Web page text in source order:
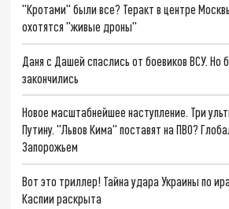
"Кротами" были все? Теракт в центре
охотятся "живые дроны"
Даня с Дашей спаслись от боевиков ВСУ.
закончились
Новое масштабнейшее наступление. Три
Путину. "Львов Кима" поставят на ПВО?
Запорожьем
Вот это триллер! Тайна удара Украины по
Каспии раскрыта